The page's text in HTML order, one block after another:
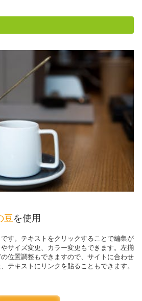
豆を使用
す。テキストをクリックすることで編集が
サイズ変更、カラー変更もできます。左揃
位置調整もできますので、サイトに合わせ
テキストにリンクを貼ることもできます。